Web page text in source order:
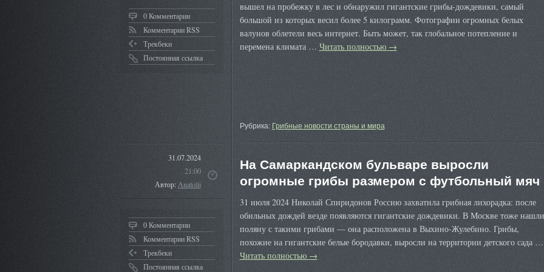
0 Комментарии
Комментарии RSS
Трекбеки
Постоянная ссылка
вышел на пробежку в лес и обнаружил гигантские грибы-дождевики, самый
большой из которых весил более 5 килограмм. Фотографии огромных белых
валунов облетели весь интернет. Быть может, так глобальное потепление и
перемена климата … Читать полностью →
Рубрика: Грибные новости страны и мира
31.07.2024
21:00
Автор:Anatolii
0 Комментарии
Комментарии RSS
Трекбеки
Постоянная ссылка
На Самаркандском бульваре выросли
огромные грибы размером с футбольный мяч
31 июля 2024 Николай Спиридонов Россию захватила грибная лихорадка: после
обильных дождей везде появляются гигантские дождевики. В Москве тоже нашли
поляну с такими грибами — она расположена в Выхино-Жулебино. Грибы,
похожие на гигантские белые бородавки, выросли на территории детского сада …
Читать полностью →